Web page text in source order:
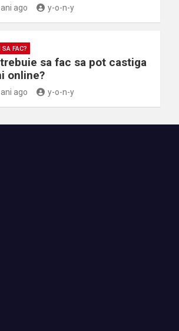
ago y-o-n-y
SA FAC?
sa fac sa pot castiga
online?
ago y-o-n-y